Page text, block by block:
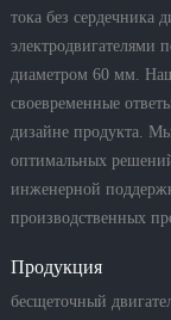
тока без сердечника
электродвигателями
диаметром 60 мм.
своевременные
дизайне продукта.
оптимальных
инженерной
производственных
Продукция